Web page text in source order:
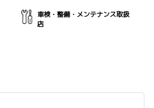
車検・整備・メンテナンス取扱
店